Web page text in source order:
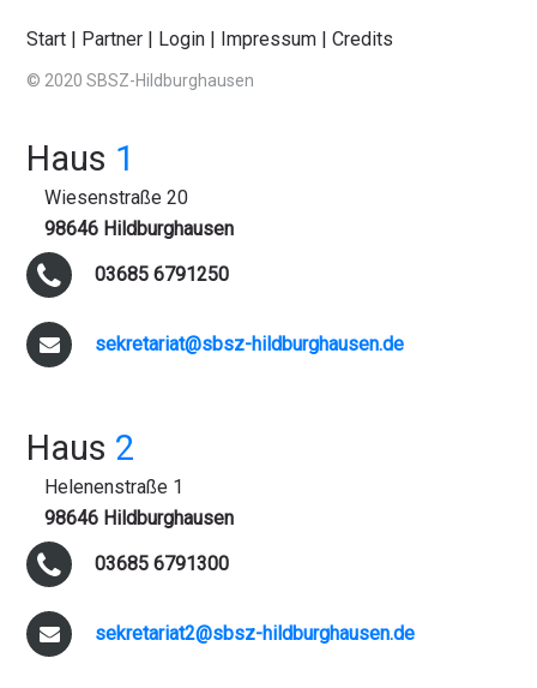
Start | Partner | Login | Impressum |Credits
© 2020 SBSZ-Hildburghausen
Haus 1
Wiesenstraße 20
98646 Hildburghausen
03685 6791250
sekretariat@sbsz-hildburghausen.de
Haus 2
Helenenstraße 1
98646 Hildburghausen
03685 6791300
sekretariat2@sbsz-hildburghausen.de